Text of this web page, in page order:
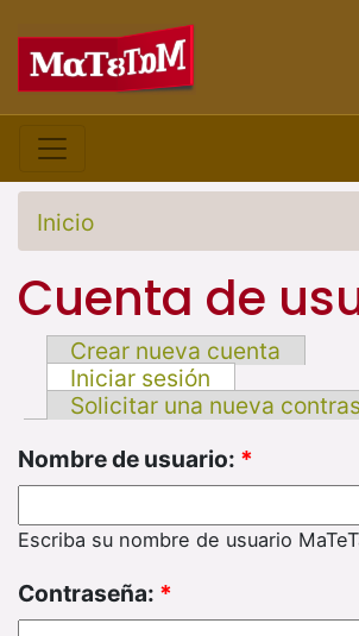
Inicio
Cuenta de
Crear nueva cuenta
Iniciar sesión
Solicitar una nueva
Nombre de usuario: *
Escriba su nombre de usuario
Contraseña: *